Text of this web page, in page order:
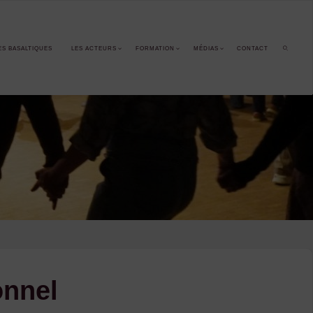
BASALTIQUES LES ACTEURS FORMATION MÉDIAS CONTACT